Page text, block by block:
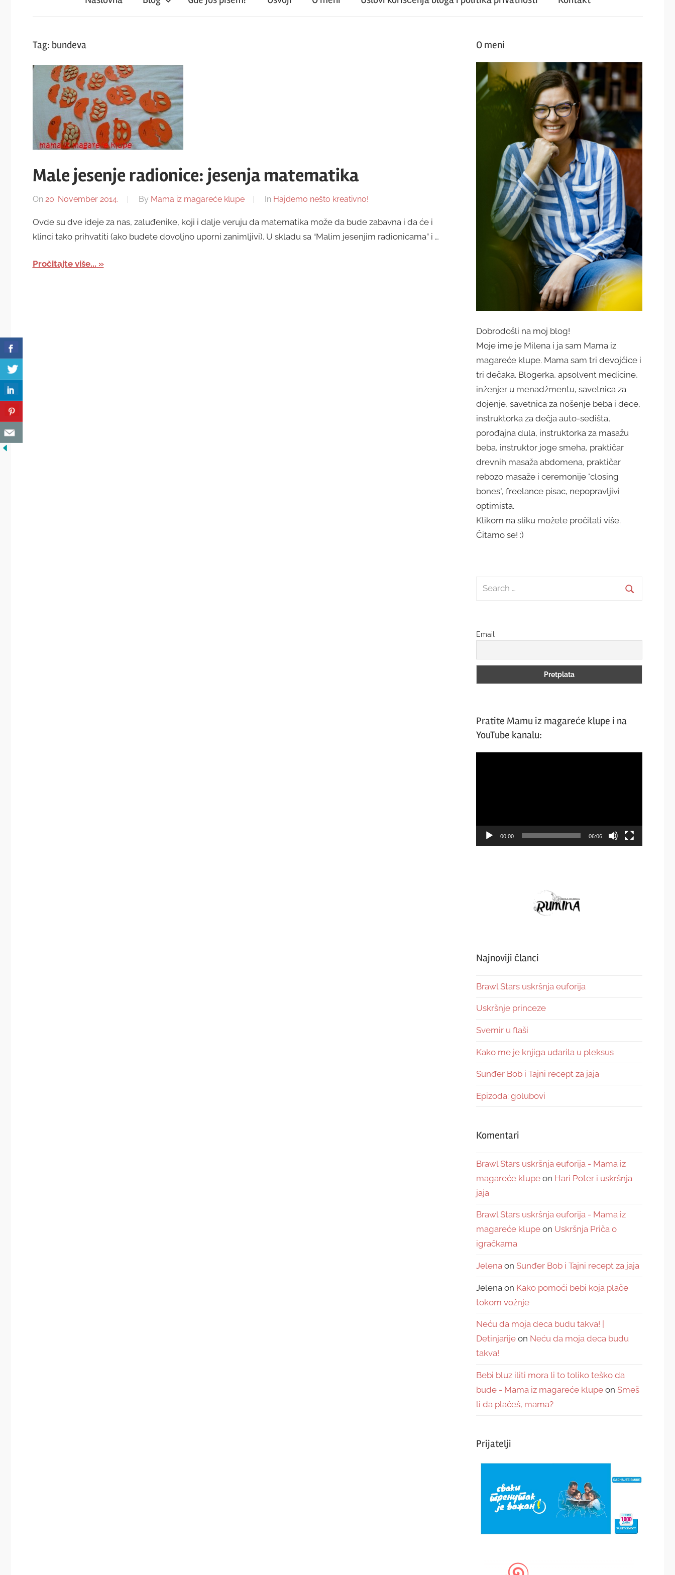
magareće
klupe
Tag: bundeva
Male jesenje radionice: jesenja matematika
On 20. November 2014. By Mama iz magareće klupe In Hajdemo nešto kreativno!
Ovde su dve ideje za nas, zaluđenike, koji i dalje veruju da matematika može da bude zabavna i da će i
klinci tako prihvatiti (ako budete dovoljno uporni zanimljivi). U skladu sa “Malim jesenjim radionicama” i …
Pročitajte više...
O meni
Dobrodošli na moj blog!
Moje ime je Milena i ja sam Mama iz
magareće klupe. Mama sam tri devojčice i
tri dečaka. Blogerka, apsolvent medicine,
inženjer u menadžmentu, savetnica za
dojenje, savetnica za nošenje beba i dece,
instruktorka za dečja auto-sedišta,
porođajna dula, instruktorka za masažu
beba, instruktor joge smeha, praktičar
drevnih masaža abdomena, praktičar
rebozo masaže i ceremonije "closing
bones", freelance pisac, nepopravljivi
optimista.
Klikom na sliku možete pročitati više.
Čitamo se! :)
Search
Email
Pratite Mamu iz magareće klupe i na
YouTube kanalu:
00:00 06:06
Najnoviji članci
Brawl Stars uskršnja euforija
Uskršnje princeze
Svemir u flaši
Kako me je knjiga udarila u pleksus
Sunđer Bob i Tajni recept za jaja
Epizoda: golubovi
Komentari
Brawl Stars uskršnja euforija - Mama iz
magareće klupe on Hari Poter i uskršnja
jaja
Brawl Stars uskršnja euforija - Mama iz
magareće klupe on Uskršnja Priča o
igračkama
Jelena on Sunđer Bob i Tajni recept za jaja
Jelena on Kako pomoći bebi koja plače
tokom vožnje
Neću da moja deca budu takva! |
Detinjarije on Neću da moja deca budu
takva!
Bebi bluz iliti mora li to toliko teško da
bude - Mama iz magareće klupe on Smeš
li da plačeš, mama?
Prijatelji